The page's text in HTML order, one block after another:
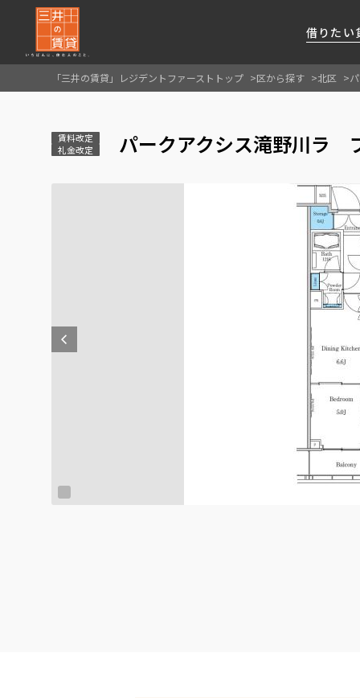
借りたい
私たちレジデントファーストの思いや
厳選した都心の上質な賃貸マンションを数多
賃貸運営をお考えのオーナー様に
分譲マンションのご購入、売却の
FIRST CHANNEL
新しい住まいと暮らしの探しに関わる
レジデントファーストが提供する
「三井の賃貸」レジデントファーストトップ 区から探す 北区
賃料改定
礼金改定
パークアクシス滝野川ラ